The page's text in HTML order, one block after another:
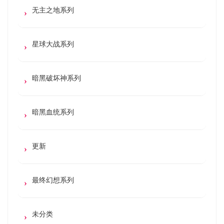
无主之地系列
星球大战系列
暗黑破坏神系列
暗黑血统系列
更新
最终幻想系列
未分类